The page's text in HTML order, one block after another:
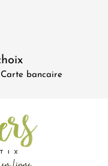
bancaire